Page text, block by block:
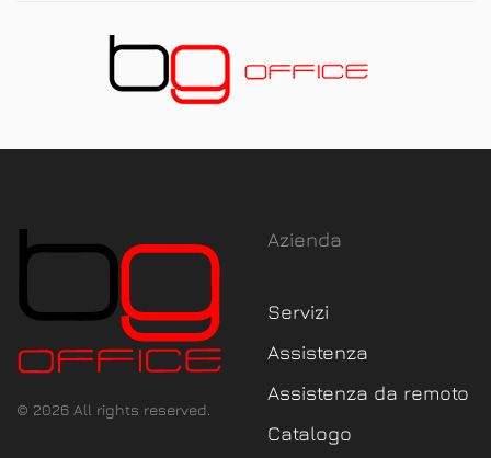
© 2026 All rights reserved.
Azienda
Servizi
Assistenza
Assistenza da remoto
Catalogo